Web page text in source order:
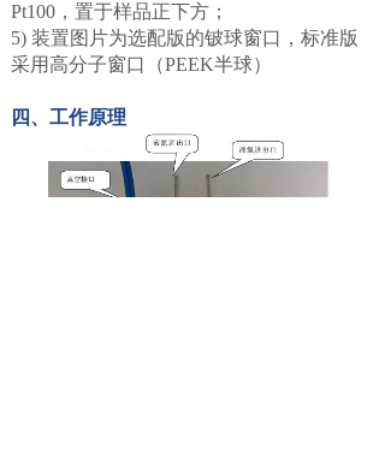
Pt100，置于样品正下方；
5) 装置图片为选配版的铍球窗口，标准版
采用高分子窗口（PEEK半球）
四、工作原理